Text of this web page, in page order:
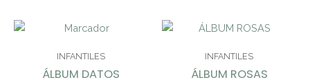
INFANTILES
ÁLBUM DATOS
INFANTILES
ÁLBUM ROSAS